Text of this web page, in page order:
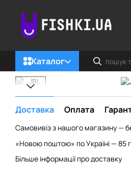
Каталог
Доставка Оплата
Самовивіз з нашого магазину —
«Новою поштою» по Україні — 85
Більше інформації про доставку